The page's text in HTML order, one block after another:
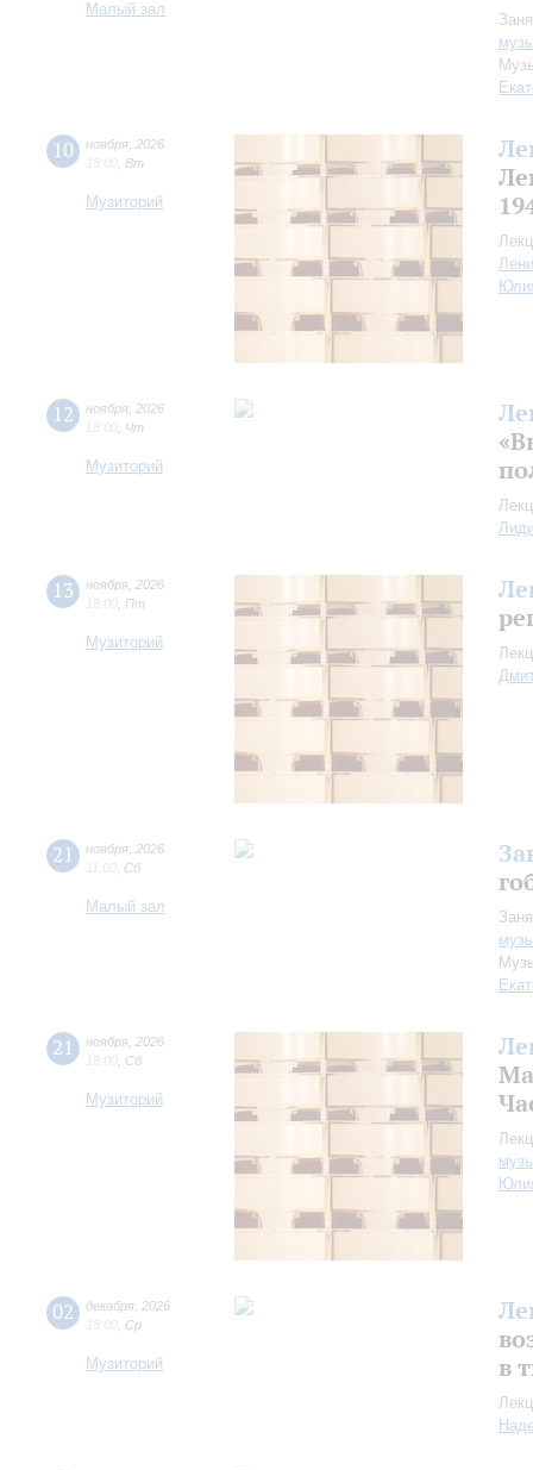
Малый зал
10 ноября 2026
18:00 Вт
Музиторий
12 ноября 2026
18:00 Чт
Музиторий
13 ноября 2026
18:00 Пт
Музиторий
21 ноября 2026
11:00 Сб
Малый зал
21 ноября 2026
18:00 Сб
Музиторий
02 декабря 2026
18:00 Ср
Музиторий
в